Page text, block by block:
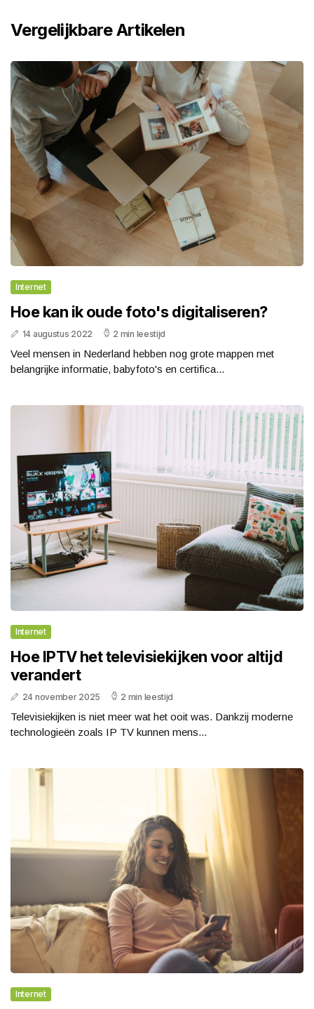
Vergelijkbare Artikelen
Internet
Hoe kan ik oude foto's digitaliseren?
14 augustus 2022 2 min leestijd
Veel mensen in Nederland hebben nog grote mappen met
belangrijke informatie, babyfoto's en certifica...
Internet
Hoe IPTV het televisiekijken voor altijd
verandert
24 november 2025 2 min leestijd
Televisiekijken is niet meer wat het ooit was. Dankzij moderne
technologieën zoals IP TV kunnen mens...
Internet